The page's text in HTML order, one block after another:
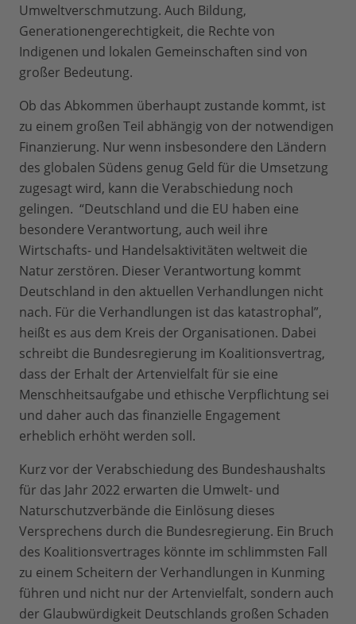
Umweltverschmutzung. Auch Bildung,
Generationengerechtigkeit, die Rechte von
Indigenen und lokalen Gemeinschaften sind von
großer Bedeutung.
Ob das Abkommen überhaupt zustande kommt, ist
zu einem großen Teil abhängig von der notwendigen
Finanzierung. Nur wenn insbesondere den Ländern
des globalen Südens genug Geld für die Umsetzung
zugesagt wird, kann die Verabschiedung noch
gelingen. “Deutschland und die EU haben eine
besondere Verantwortung, auch weil ihre
Wirtschafts- und Handelsaktivitäten weltweit die
Natur zerstören. Dieser Verantwortung kommt
Deutschland in den aktuellen Verhandlungen nicht
nach. Für die Verhandlungen ist das katastrophal”,
heißt es aus dem Kreis der Organisationen. Dabei
schreibt die Bundesregierung im Koalitionsvertrag,
dass der Erhalt der Artenvielfalt für sie eine
Menschheitsaufgabe und ethische Verpflichtung sei
und daher auch das finanzielle Engagement
erheblich erhöht werden soll.
Kurz vor der Verabschiedung des Bundeshaushalts
für das Jahr 2022 erwarten die Umwelt- und
Naturschutzverbände die Einlösung dieses
Versprechens durch die Bundesregierung. Ein Bruch
des Koalitionsvertrages könnte im schlimmsten Fall
zu einem Scheitern der Verhandlungen in Kunming
führen und nicht nur der Artenvielfalt, sondern auch
der Glaubwürdigkeit Deutschlands großen Schaden